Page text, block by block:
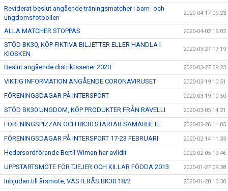
Reviderat beslut angående träningsmatcher i barn- och
ungdomsfotbollen
2020-04-17 09:23
ALLA MATCHER STOPPAS 2020-04-02 19:02
STÖD BK30, KÖP FIKTIVA BILJETTER ELLER HANDLA I
KIOSKEN
2020-03-27 17:19
Beslut angående distriktsserier 2020 2020-03-27 09:23
VIKTIG INFORMATION ANGÅENDE CORONAVIRUSET 2020-03-19 10:51
FÖRENINGSDAGAR PÅ INTERSPORT 2020-03-19 10:50
STÖD BK30 UNGDOM, KÖP PRODUKTER FRÅN RAVELLI 2020-03-05 14:21
FÖRENINGSPIZZAN OCH BK30 STARTAR SAMARBETE 2020-02-26 11:05
FÖRENINGSDAGAR PÅ INTERSPORT 17-23 FEBRUARI 2020-02-14 11:33
Hedersordförande Bertil Wiman har avlidit 2020-02-05 19:46
UPPSTARTSMÖTE FÖR TJEJER OCH KILLAR FÖDDA 2013 2020-01-27 09:38
Inbjudan till årsmöte, VÄSTERÅS BK30 18/2 2020-01-20 10:30